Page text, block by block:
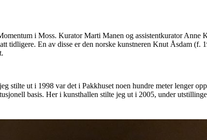
i Moss. Kurator Marti Manen og assistentkurator Anne
tidligere. En av disse er den norske kunstneren Knut Åsdam (f.
stilte ut i 1998 var det i Pakkhuset noen hundre meter lenger
basis. Her i kunsthallen stilte jeg ut i 2005, under